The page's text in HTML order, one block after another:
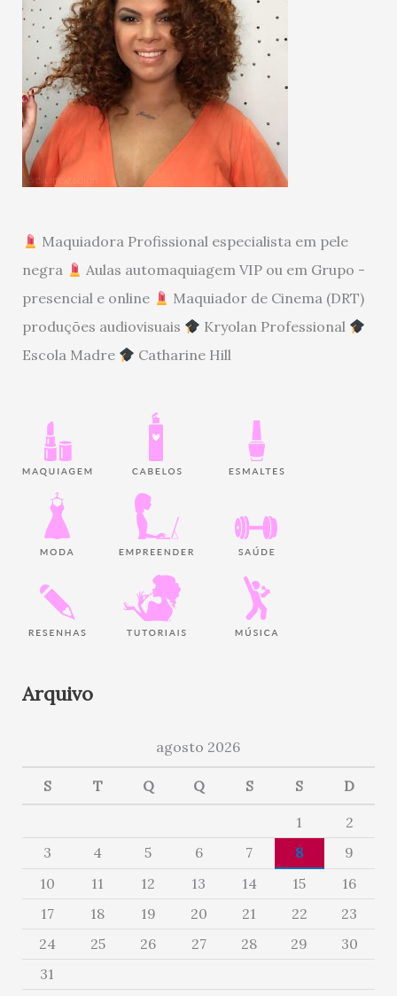
Maquiadora Profissional especialista em pele
negra
Aulas automaquiagem VIP ou em Grupo -
presencial e online
Maquiador de Cinema (DRT)
produções audiovisuais
Kryolan Professional
Escola Madre
Catharine Hill
Arquivo
agosto 2026
S T Q Q S S D
1
2
3
4 5 6 7 8
9
10
11 12 13 14 15
16
17
18 19 20 21 22
23
24
25 26 27 28 29
30
31